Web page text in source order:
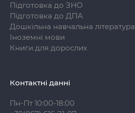
Підготовка до ЗНО
Підготовка до ДПА
Дошкільна навчальна література
Іноземні мови
Книги для дорослих
Контактні данні
Пн-Пт 10:00-18:00